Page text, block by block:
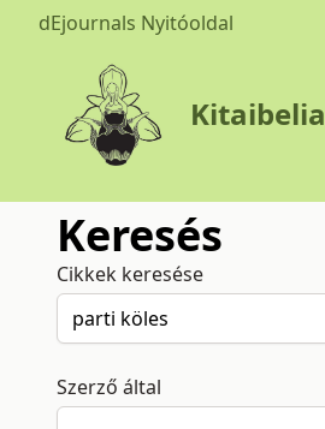
dEjournals Nyitóoldal
Kitaibelia
Keresés
Cikkek keresése
Szerző által